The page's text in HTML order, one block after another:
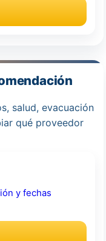
salud, evacuación
qué proveedor
y fechas